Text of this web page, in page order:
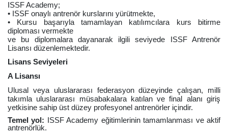
ISSF Academy;
• ISSF onaylı antrenör kurslarını yürütmekte,
• Kursu başarıyla tamamlayan katılımcılara kurs bitirme
diploması vermekte
ve bu diplomalara dayanarak ilgili seviyede ISSF Antrenör
Lisansı düzenlemektedir.
Lisans Seviyeleri
A Lisansı
Ulusal veya uluslararası federasyon düzeyinde çalışan, milli
takımla uluslararası müsabakalara katılan ve final alanı giriş
yetkisine sahip üst düzey profesyonel antrenörler içindir.
Temel yol: ISSF Academy eğitimlerinin tamamlanması ve aktif
antrenörlük.